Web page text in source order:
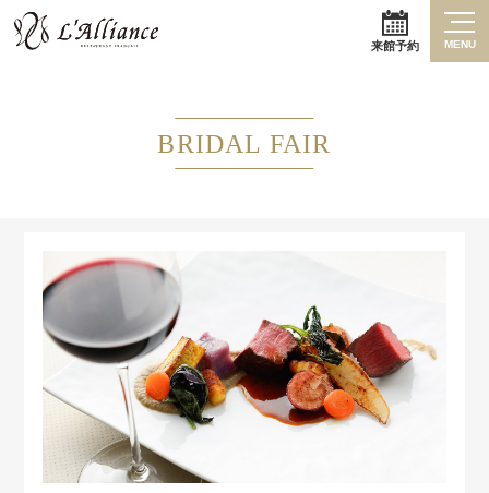
来館予約 MENU
BRIDAL FAIR